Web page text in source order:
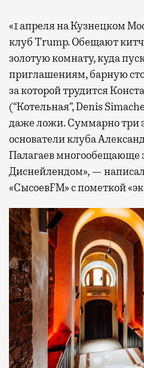
«1 апреля на Кузнецком
клуб Trump. Обещают
золотую комнату, куда
приглашениям, барную
за которой трудится
(“Котельная”, Denis
даже ложи. Суммарно три
основатели клуба
Палагаев многообещающе
Диснейлендом», —
«СысоевFM» с пометкой